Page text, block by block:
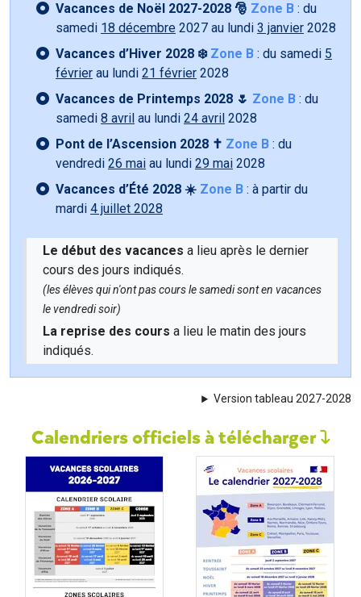
Vacances de Noël 2027-2028 🎅 Zone B : du
samedi 18 décembre 2027 au lundi 3 janvier 2028
Vacances d’Hiver 2028 ❄️ Zone B : du samedi 5
février au lundi 21 février 2028
Vacances de Printemps 2028 🌷 Zone B : du
samedi 8 avril au lundi 24 avril 2028
Pont de l’Ascension 2028 ✝️ Zone B : du
vendredi 26 mai au lundi 29 mai 2028
Vacances d’Été 2028 ☀️ Zone B : à partir du
mardi 4 juillet 2028
Le début des vacances a lieu après le dernier
cours des jours indiqués.
(les élèves qui n'ont pas cours le samedi sont en vacances
le vendredi soir)
La reprise des cours a lieu le matin des jours
indiqués.
Version tableau 2027-2028
Calendriers officiels à télécharger